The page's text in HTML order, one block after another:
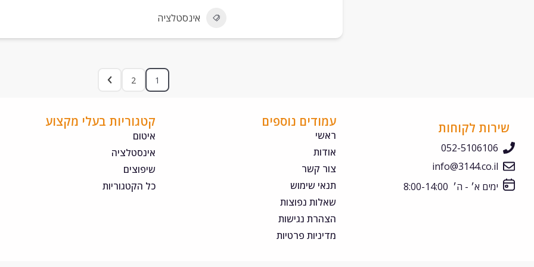
אינסטלציה
1
2
שירות לקוחות
052-5106106
info@3144.co.il
ימים א׳ - ה׳ 8:00-14:00
עמודים נוספים
ראשי
אודות
צור קשר
תנאי שימוש
שאלות נפוצות
הצהרת נגישות
מדיניות פרטיות
קטגוריות בעלי מקצוע
איטום
אינסטלציה
שיפוצים
כל הקטגוריות